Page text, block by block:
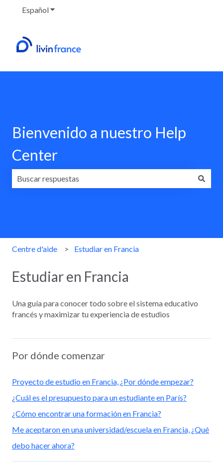
EspañolTraducciones de Mostrar submenú de
Bienvenido a nuestro Help
Center
Centre d'aide Estudiar en Francia
Estudiar en Francia
Una guía para conocer todo sobre el sistema educativo
francés y maximizar tu experiencia de estudios
Por dónde comenzar
Proyecto de estudio en Francia, ¿Por dónde empezar?
¿Cuál es el presupuesto para un estudiante en París?
¿Cómo encontrar una formación en Francia?
Me aceptaron en una universidad/escuela en Francia, ¿Qué
debo hacer ahora?